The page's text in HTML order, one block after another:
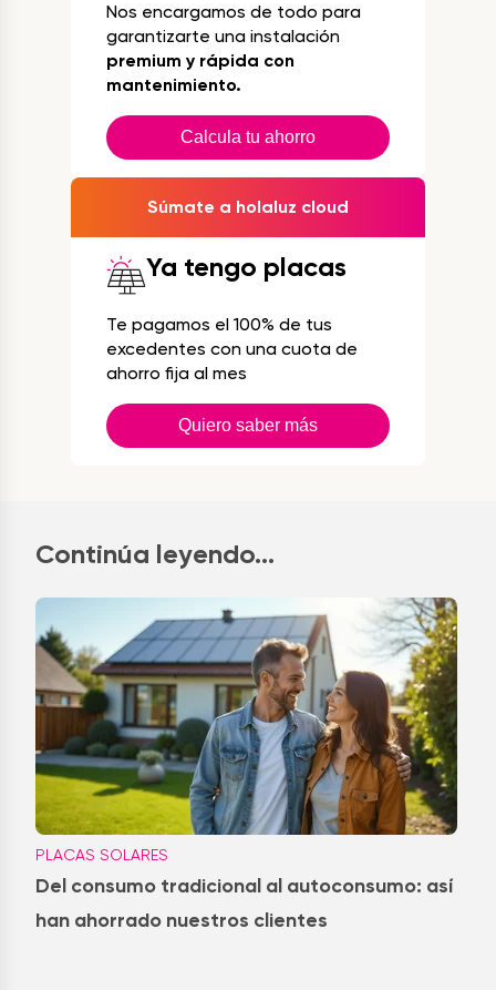
Nos encargamos de todo para
garantizarte una instalación
premium y rápida con
mantenimiento.
Calcula tu ahorro
Súmate a holaluz cloud
Ya tengo placas
Te pagamos el 100% de tus
excedentes con una cuota de
ahorro fija al mes
Quiero saber más
Continúa leyendo...
PLACAS SOLARES
Del consumo tradicional al autoconsumo: así
han ahorrado nuestros clientes